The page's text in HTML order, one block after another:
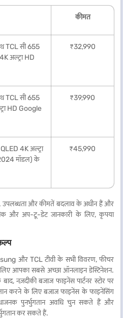
कीमत
TCL सी 655
अल्ट्रा HD
₹32,990
TCL सी 655
HD Google
₹39,990
4K अल्ट्रा
मॉडल) के
₹45,990
उपलब्धता और कीमतें बदलाव के अधीन हैं और
और अप-टू-डेट जानकारी के लिए, कृपया
और TCL टीवी के सभी विवरण, फीचर
आपका सबसे अच्छा ऑनलाइन डेस्टिनेशन.
नज़दीकी बजाज फाइनेंस पार्टनर स्टोर पर
करने के लिए बजाज फाइनेंस के फाइनेंसिंग
पुनर्भुगतान अवधि चुन सकते हैं और
कर सकते हैं.